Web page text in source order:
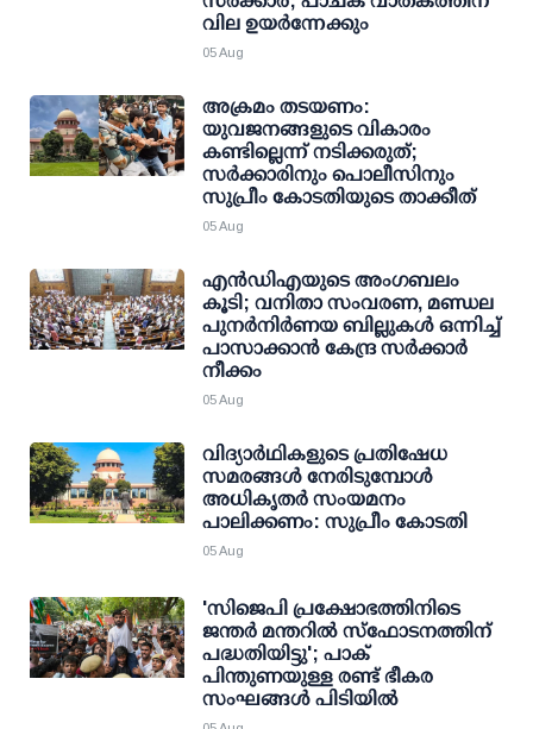
വില ഉയര്‍ന്നേക്കും
05 Aug
അക്രമം തടയണം:
യുവജനങ്ങളുടെ വികാരം
കണ്ടില്ലെന്ന് നടിക്കരുത്;
സര്‍ക്കാരിനും പൊലീസിനും
സുപ്രീം കോടതിയുടെ താക്കീത്
05 Aug
എന്‍ഡിഎയുടെ അംഗബലം
കൂടി; വനിതാ സംവരണ, മണ്ഡല
പുനര്‍നിര്‍ണയ ബില്ലുകള്‍ ഒന്നിച്ച്
പാസാക്കാന്‍ കേന്ദ്ര സര്‍ക്കാര്‍
നീക്കം
05 Aug
വിദ്യാര്‍ഥികളുടെ പ്രതിഷേധ
സമരങ്ങള്‍ നേരിടുമ്പോള്‍
അധികൃതര്‍ സംയമനം
പാലിക്കണം: സുപ്രീം കോടതി
05 Aug
'സിജെപി പ്രക്ഷോഭത്തിനിടെ
ജന്തര്‍ മന്തറില്‍ സ്ഫോടനത്തിന്
പദ്ധതിയിട്ടു'; പാക്
പിന്തുണയുള്ള രണ്ട് ഭീകര
സംഘങ്ങള്‍ പിടിയില്‍